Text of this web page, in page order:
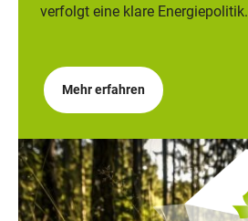
verfolgt eine klare Energiepolitik.
Mehr erfahren